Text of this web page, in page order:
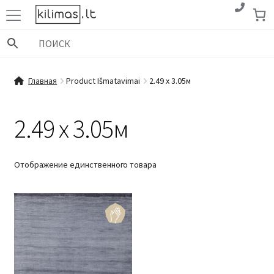
Перейти
навигации
Перейти
содержимому
Главная Product Išmatavimai 2.49 x 3.05м
2.49 x 3.05м
Отображение единственного товара